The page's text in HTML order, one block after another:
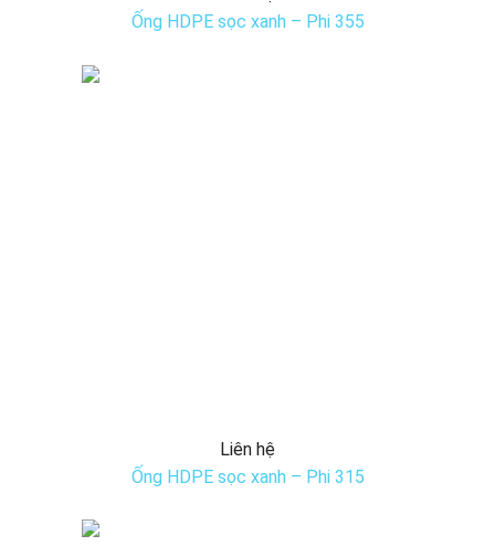
Ống HDPE sọc xanh – Phi 355
Liên hệ
Ống HDPE sọc xanh – Phi 315